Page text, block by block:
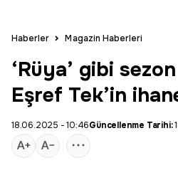
Haberler Magazin Haberleri
‘Rüya’ gibi
Eşref Tek’in
18.06.2025 - 10:46Güncellenme Tarihi: